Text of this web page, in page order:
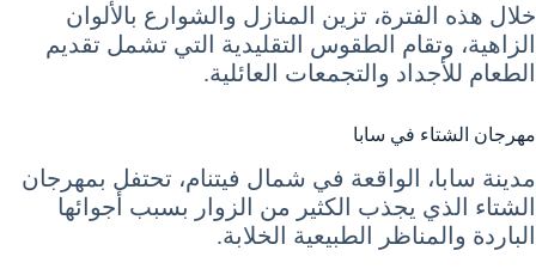
خلال هذه الفترة، تزين المنازل والشوارع بالألوان
الزاهية، وتقام الطقوس التقليدية التي تشمل تقديم
الطعام للأجداد والتجمعات العائلية.
مهرجان الشتاء في سابا
مدينة سابا، الواقعة في شمال فيتنام، تحتفل بمهرجان
الشتاء الذي يجذب الكثير من الزوار بسبب أجوائها
الباردة والمناظر الطبيعية الخلابة.